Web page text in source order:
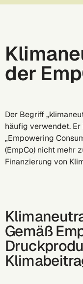
der
Der Begriff
häufig verwendet.
„Empowering
(EmpCo) nicht mehr
Finanzierung von
Gemäß